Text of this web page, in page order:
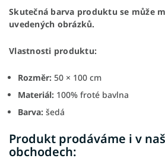
Skutečná barva produktu se může
uvedených obrázků.
Vlastnosti produktu:
Rozměr: 50 × 100 cm
Materiál: 100% froté bavlna
Barva: šedá
Produkt prodáváme i v
obchodech: